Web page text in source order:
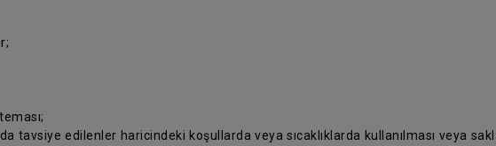
tavsiye edilenler haricindeki koşullarda veya sıcaklıklarda kullanılması veya